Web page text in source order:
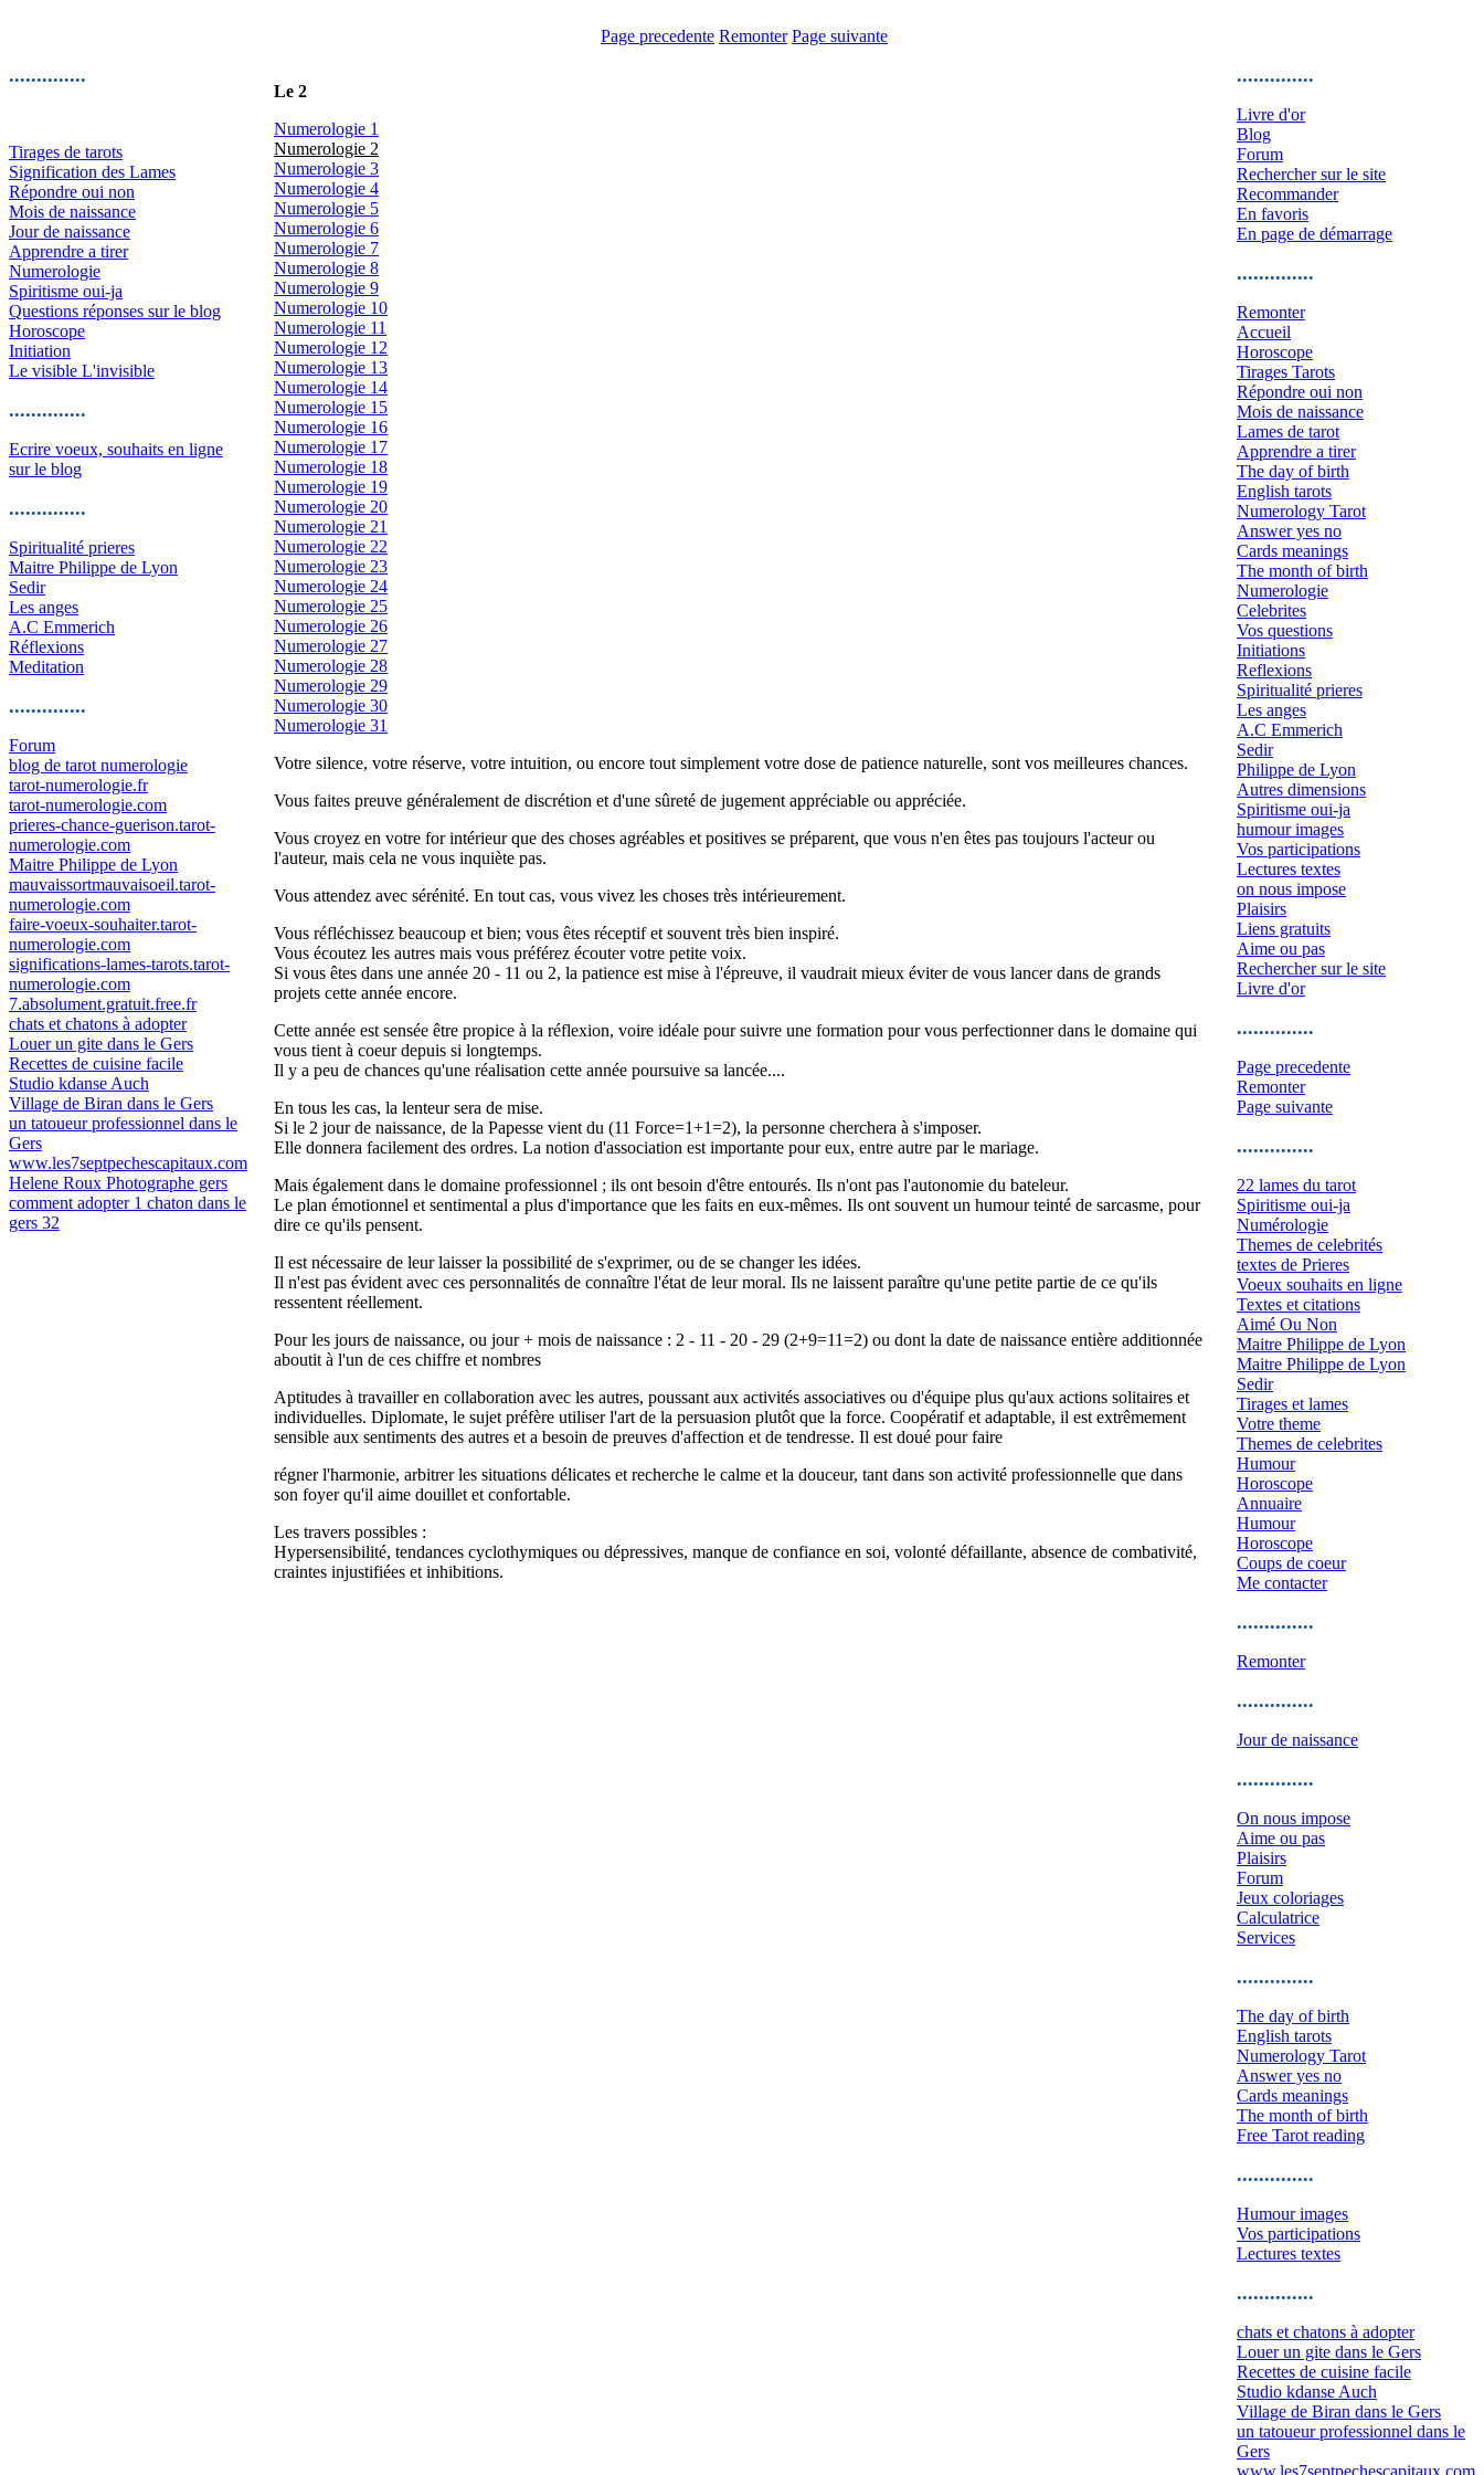
Page precedente Remonter Page suivante
..............
Tirages de tarots
Signification des Lames
Répondre oui non
Mois de naissance
Jour de naissance
Apprendre a tirer
Numerologie
Spiritisme oui-ja
Questions réponses sur le blog
Horoscope
Initiation
Le visible L'invisible
..............
Ecrire voeux, souhaits en ligne
sur le blog
..............
Spiritualité prieres
Maitre Philippe de Lyon
Sedir
Les anges
A.C Emmerich
Réflexions
Meditation
..............
Forum
blog de tarot numerologie
tarot-numerologie.fr
tarot-numerologie.com
prieres-chance-guerison.tarot-
numerologie.com
Maitre Philippe de Lyon
mauvaissortmauvaisoeil.tarot-
numerologie.com
faire-voeux-souhaiter.tarot-
numerologie.com
significations-lames-tarots.tarot-
numerologie.com
7.absolument.gratuit.free.fr
chats et chatons à adopter
Louer un gite dans le Gers
Recettes de cuisine facile
Studio kdanse Auch
Village de Biran dans le Gers
un tatoueur professionnel dans le
Gers
www.les7septpechescapitaux.com
Helene Roux Photographe gers
comment adopter 1 chaton dans le
gers 32
Le 2
Numerologie 1
Numerologie 2
Numerologie 3
Numerologie 4
Numerologie 5
Numerologie 6
Numerologie 7
Numerologie 8
Numerologie 9
Numerologie 10
Numerologie 11
Numerologie 12
Numerologie 13
Numerologie 14
Numerologie 15
Numerologie 16
Numerologie 17
Numerologie 18
Numerologie 19
Numerologie 20
Numerologie 21
Numerologie 22
Numerologie 23
Numerologie 24
Numerologie 25
Numerologie 26
Numerologie 27
Numerologie 28
Numerologie 29
Numerologie 30
Numerologie 31
Votre silence, votre réserve, votre intuition, ou encore tout simplement votre dose de patience naturelle, sont vos meilleures chances.
Vous faites preuve généralement de discrétion et d'une sûreté de jugement appréciable ou appréciée.
Vous croyez en votre for intérieur que des choses agréables et positives se préparent, que vous n'en êtes pas toujours l'acteur ou
l'auteur, mais cela ne vous inquiète pas.
Vous attendez avec sérénité. En tout cas, vous vivez les choses très intérieurement.
Vous réfléchissez beaucoup et bien; vous êtes réceptif et souvent très bien inspiré.
Vous écoutez les autres mais vous préférez écouter votre petite voix.
Si vous êtes dans une année 20 - 11 ou 2, la patience est mise à l'épreuve, il vaudrait mieux éviter de vous lancer dans de grands
projets cette année encore.
Cette année est sensée être propice à la réflexion, voire idéale pour suivre une formation pour vous perfectionner dans le domaine qui
vous tient à coeur depuis si longtemps.
Il y a peu de chances qu'une réalisation cette année poursuive sa lancée....
En tous les cas, la lenteur sera de mise.
Si le 2 jour de naissance, de la Papesse vient du (11 Force=1+1=2), la personne cherchera à s'imposer.
Elle donnera facilement des ordres. La notion d'association est importante pour eux, entre autre par le mariage.
Mais également dans le domaine professionnel ; ils ont besoin d'être entourés. Ils n'ont pas l'autonomie du bateleur.
Le plan émotionnel et sentimental a plus d'importance que les faits en eux-mêmes. Ils ont souvent un humour teinté de sarcasme, pour
dire ce qu'ils pensent.
Il est nécessaire de leur laisser la possibilité de s'exprimer, ou de se changer les idées.
Il n'est pas évident avec ces personnalités de connaître l'état de leur moral. Ils ne laissent paraître qu'une petite partie de ce qu'ils
ressentent réellement.
Pour les jours de naissance, ou jour + mois de naissance : 2 - 11 - 20 - 29 (2+9=11=2) ou dont la date de naissance entière additionnée
aboutit à l'un de ces chiffre et nombres
Aptitudes à travailler en collaboration avec les autres, poussant aux activités associatives ou d'équipe plus qu'aux actions solitaires et
individuelles. Diplomate, le sujet préfère utiliser l'art de la persuasion plutôt que la force. Coopératif et adaptable, il est extrêmement
sensible aux sentiments des autres et a besoin de preuves d'affection et de tendresse. Il est doué pour faire
régner l'harmonie, arbitrer les situations délicates et recherche le calme et la douceur, tant dans son activité professionnelle que dans
son foyer qu'il aime douillet et confortable.
Les travers possibles :
Hypersensibilité, tendances cyclothymiques ou dépressives, manque de confiance en soi, volonté défaillante, absence de combativité,
craintes injustifiées et inhibitions.
..............
Livre d'or
Blog
Forum
Rechercher sur le site
Recommander
En favoris
En page de démarrage
..............
Remonter
Accueil
Horoscope
Tirages Tarots
Répondre oui non
Mois de naissance
Lames de tarot
Apprendre a tirer
The day of birth
English tarots
Numerology Tarot
Answer yes no
Cards meanings
The month of birth
Numerologie
Celebrites
Vos questions
Initiations
Reflexions
Spiritualité prieres
Les anges
A.C Emmerich
Sedir
Philippe de Lyon
Autres dimensions
Spiritisme oui-ja
humour images
Vos participations
Lectures textes
on nous impose
Plaisirs
Liens gratuits
Aime ou pas
Rechercher sur le site
Livre d'or
..............
Page precedente
Remonter
Page suivante
..............
22 lames du tarot
Spiritisme oui-ja
Numérologie
Themes de celebrités
textes de Prieres
Voeux souhaits en ligne
Textes et citations
Aimé Ou Non
Maitre Philippe de Lyon
Maitre Philippe de Lyon
Sedir
Tirages et lames
Votre theme
Themes de celebrites
Humour
Horoscope
Annuaire
Humour
Horoscope
Coups de coeur
Me contacter
..............
Remonter
..............
Jour de naissance
..............
On nous impose
Aime ou pas
Plaisirs
Forum
Jeux coloriages
Calculatrice
Services
..............
The day of birth
English tarots
Numerology Tarot
Answer yes no
Cards meanings
The month of birth
Free Tarot reading
..............
Humour images
Vos participations
Lectures textes
..............
chats et chatons à adopter
Louer un gite dans le Gers
Recettes de cuisine facile
Studio kdanse Auch
Village de Biran dans le Gers
un tatoueur professionnel dans le
Gers
www.les7septpechescapitaux.com